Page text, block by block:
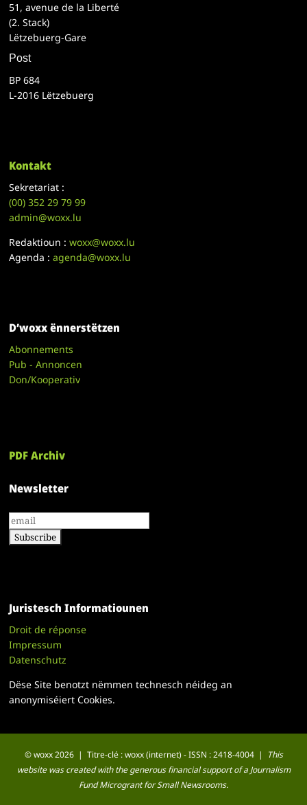
51, avenue de la Liberté
(2. Stack)
Lëtzebuerg-Gare
Post
BP 684
L-2016 Lëtzebuerg
Kontakt
Sekretariat :
(00)352 29 79 99
admin@woxx.lu
Redaktioun :woxx@woxx.lu
Agenda :agenda@woxx.lu
D’woxx ënnerstëtzen
Abonnements
Pub - Annoncen
Don/Kooperativ
PDF Archiv
Newsletter
Juristesch Informatiounen
Droit de réponse
Impressum
Datenschutz
Dëse Site benotzt nëmmen technesch néideg an
anonymiséiert Cookies.
© woxx 2026 | Titre-clé : woxx (internet) - ISSN : 2418-4004 |
This
website was created with the generous financial support of a Journalism
Fund Microgrant for Small Newsrooms.